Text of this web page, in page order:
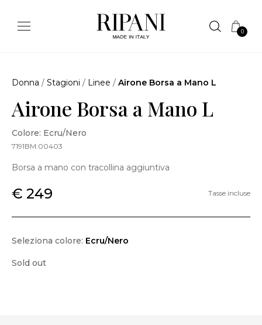
0
Donna / Stagioni / Linee / Airone Borsa a Mano L
Airone Borsa a Mano L
Colore: Ecru/Nero
7191BM.00403
Borsa a mano con tracollina aggiuntiva
€ 249 Tasse incluse
Seleziona colore: Ecru/Nero
Sold out